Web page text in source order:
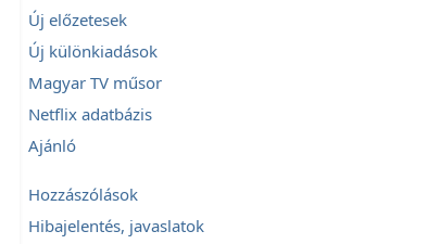
Új előzetesek
Új különkiadások
Magyar TV műsor
Netflix adatbázis
Ajánló
Hozzászólások
Hibajelentés, javaslatok